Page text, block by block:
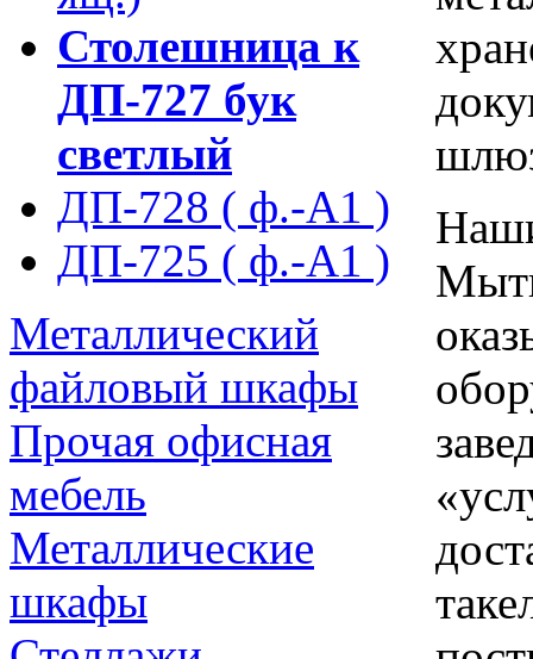
Столешница к
ДП-727 бук
светлый
ДП-728 ( ф.-А1 )
ДП-725 ( ф.-А1 )
Металлический
файловый шкафы
Прочая офисная
мебель
Металлические
шкафы